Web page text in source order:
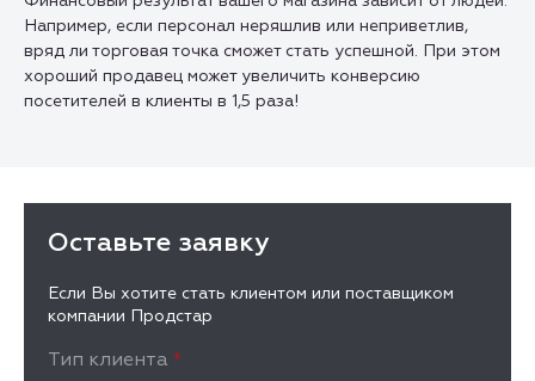
Например, если персонал неряшлив или неприветлив,
вряд ли торговая точка сможет стать успешной. При этом
хороший продавец может увеличить конверсию
посетителей в клиенты в 1,5 раза!
Оставьте заявку
Если Вы хотите стать клиентом или поставщиком
компании Продстар
Тип клиента *